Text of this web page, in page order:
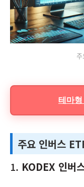
테마형
주요 인버스
1. KODEX 인버